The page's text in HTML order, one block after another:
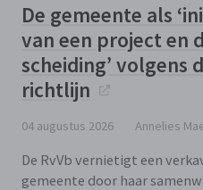
De gemeente als
van een project en
scheiding’ volgens
richtlijn
04 augustus 2026 Annelies
De RvVb vernietigt een
gemeente door haar